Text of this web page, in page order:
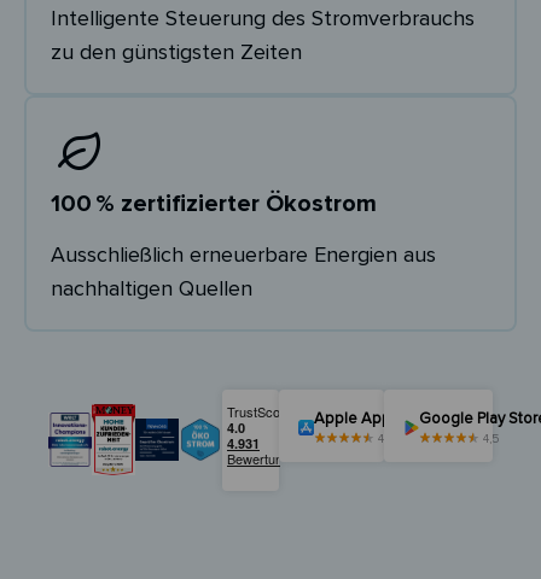
Intelligente Steuerung des Stromverbrauchs
zu den günstigsten Zeiten
100 % zertifizierter Ökostrom
Ausschließlich erneuerbare Energien aus
nachhaltigen Quellen
Apple App Store
4,5
Google Play
4,5